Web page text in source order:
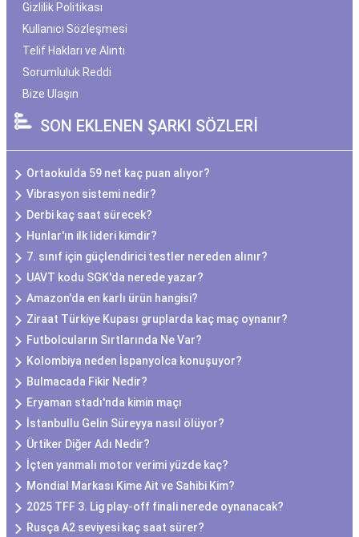
Gizlilik Politikası
Kullanıcı Sözleşmesi
Telif Hakları ve Alıntı
Sorumluluk Reddi
Bize Ulaşın
SON EKLENEN ŞARKI SÖZLERİ
Ortaokulda 59 net kaç puan alıyor?
Vibrasyon sistemi nedir?
Derbi kaç saat sürecek?
Hunlar'ın ilk lideri kimdir?
7. sınıf için güçlendirici testler nereden alınır?
UAVT kodu SGK'da nerede yazar?
Amazon'da en karlı ürün hangisi?
Ziraat Türkiye Kupası gruplarda kaç maç oynanır?
Futbolcuların Sırtlarında Ne Var?
Kolombiya neden İspanyolca konuşuyor?
Bulmacada Fikir Nedir?
Eryaman stadı'nda kimin maçı
İstanbullu Gelin Süreyya nasıl ölüyor?
Ürtiker Diğer Adı Nedir?
İçten yanmalı motor verimi yüzde kaç?
Mondial Markası Kime Ait ve Sahibi Kim?
2025 TFF 3. Lig play-off finali nerede oynanacak?
Rusça A2 seviyesi kaç saat sürer?